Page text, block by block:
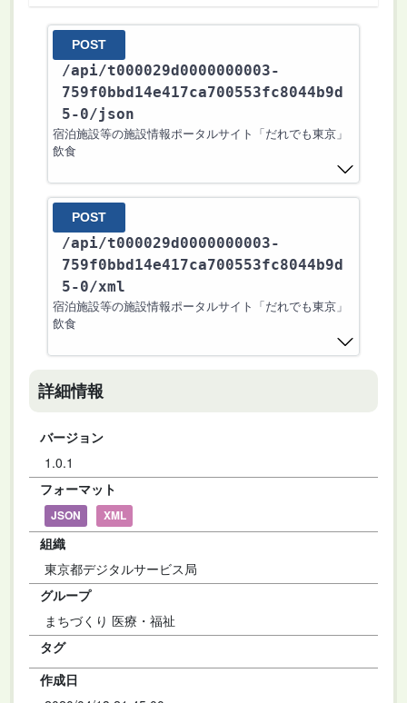
POST
/api/t000029d0000000003-
759f0bbd14e417ca700553fc8044b9d
5-0/json
宿泊施設等の施設情報ポータルサイト「だれでも東京」
飲食
POST
/api/t000029d0000000003-
759f0bbd14e417ca700553fc8044b9d
5-0/xml
宿泊施設等の施設情報ポータルサイト「だれでも東京」
飲食
詳細情報
バージョン
1.0.1
フォーマット
JSON XML
組織
東京都デジタルサービス局
グループ
まちづくり 医療・福祉
タグ
作成日